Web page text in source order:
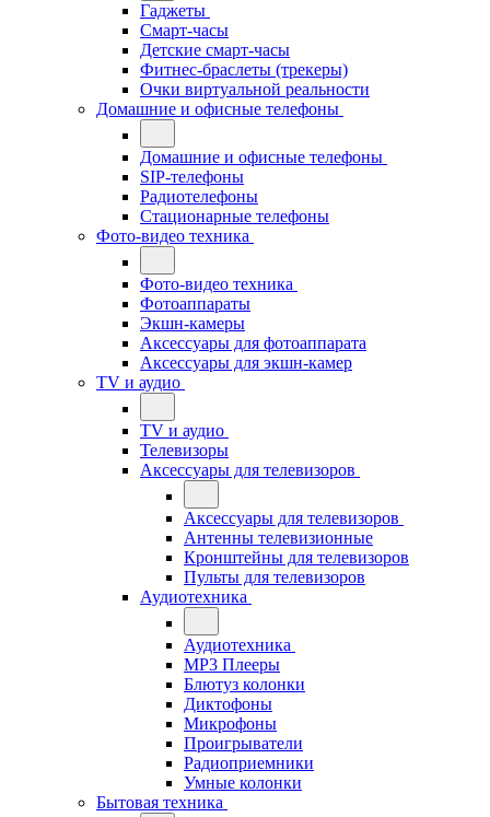
Гаджеты
Смарт-часы
Детские смарт-часы
Фитнес-браслеты (трекеры)
Очки виртуальной реальности
Домашние и офисные телефоны
Домашние и офисные телефоны
SIP-телефоны
Радиотелефоны
Стационарные телефоны
Фото-видео техника
Фото-видео техника
Фотоаппараты
Экшн-камеры
Аксессуары для фотоаппарата
Аксессуары для экшн-камер
TV и аудио
TV и аудио
Телевизоры
Аксессуары для телевизоров
Аксессуары для телевизоров
Антенны телевизионные
Кронштейны для телевизоров
Пульты для телевизоров
Аудиотехника
Аудиотехника
MP3 Плееры
Блютуз колонки
Диктофоны
Микрофоны
Проигрыватели
Радиоприемники
Умные колонки
Бытовая техника